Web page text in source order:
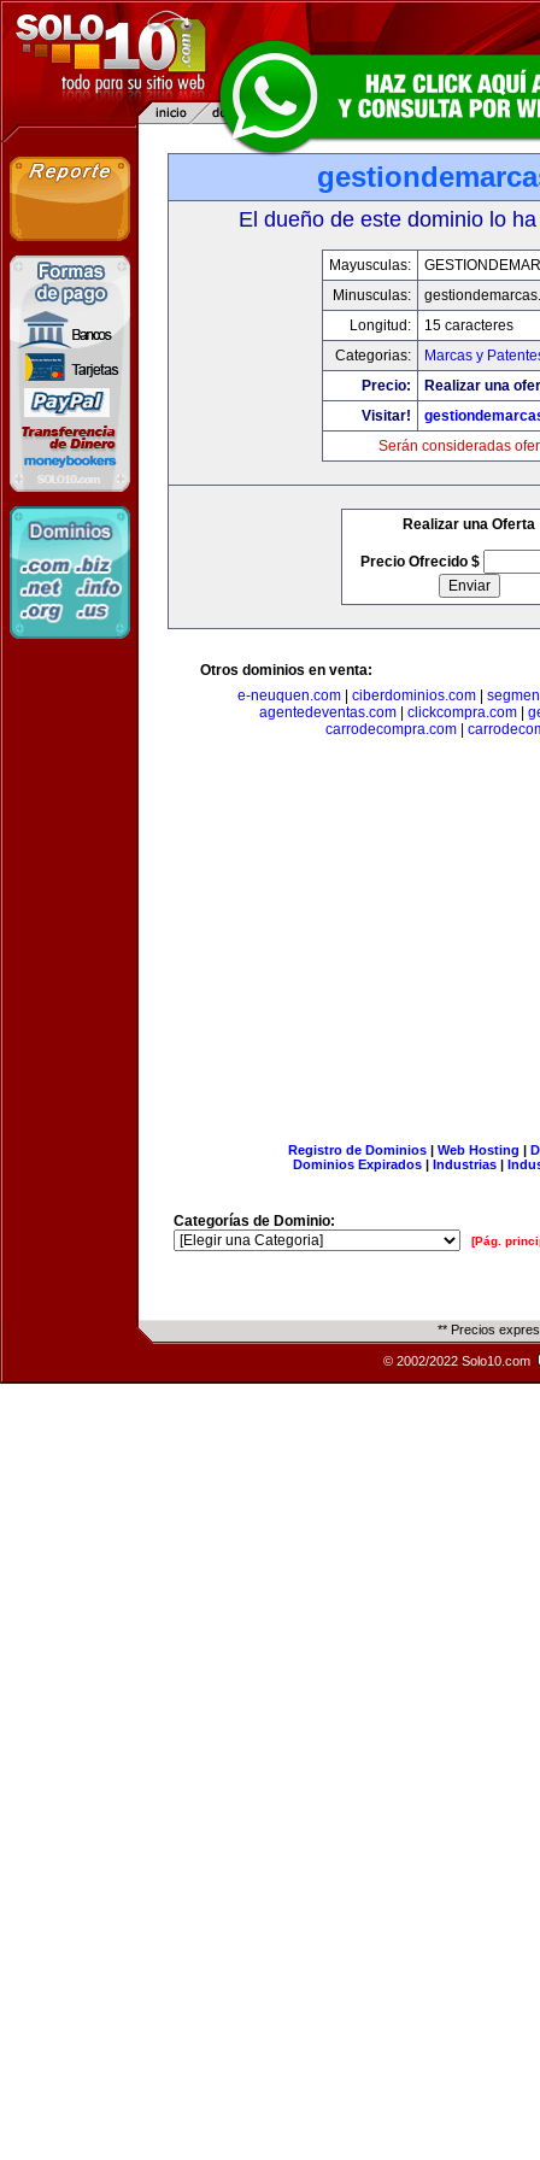
El dueño de este dominio lo
Mayusculas:
Minusculas:
Longitud:
15 caracteres
Categorias:
Marcas y
Precio:
Realizar una
Visitar!
Serán consideradas
Realizar una Oferta
Precio Ofrecido $
Otros dominios en venta:
e-neuquen.com
ciberdominios.com
agentedeventas.com| clickcompra.com|
carrodecompra.com|
Registro de Dominios| Web Hosting |
Dominios Expirados | Industrias |
Categorías de Dominio:
[Pág.
** Precios
© 2002/2022 Solo10.com